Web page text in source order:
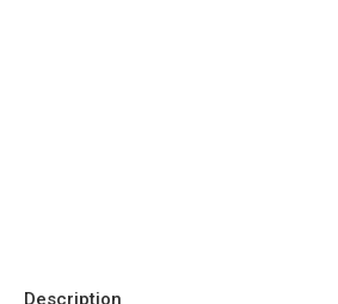
Description